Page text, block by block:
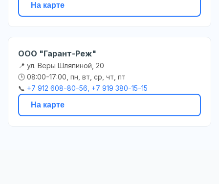
На карте
ООО "Гарант-Реж"
📍 ул. Веры Шляпиной, 20
🕒 08:00-17:00, пн, вт, ср, чт, пт
📞 +7 912 608-80-56, +7 919 380-15-15
На карте